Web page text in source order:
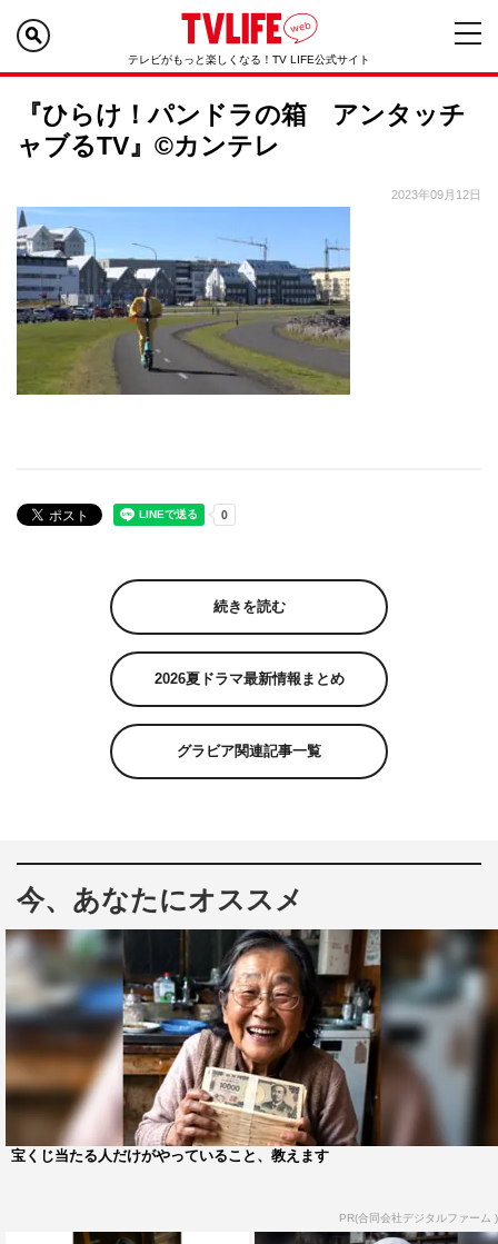
テレビがもっと楽しくなる！TV LIFE公式サイト
『ひらけ！パンドラの箱 アンタッチ
ャブるTV』©カンテレ
2023年09月12日
続きを読む
2026夏ドラマ最新情報まとめ
グラビア関連記事一覧
今、あなたにオススメ
宝くじ当たる人だけがやっていること、教えます
PR(合同会社デジタルファーム )